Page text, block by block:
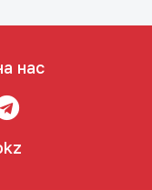
нас